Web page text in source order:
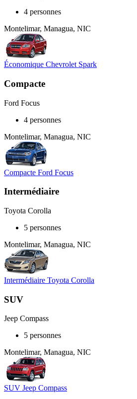
4 personnes
Montelimar, Managua, NIC
Économique Chevrolet Spark
Compacte
Ford Focus
4 personnes
Montelimar, Managua, NIC
Compacte Ford Focus
Intermédiaire
Toyota Corolla
5 personnes
Montelimar, Managua, NIC
Intermédiaire Toyota Corolla
SUV
Jeep Compass
5 personnes
Montelimar, Managua, NIC
SUV Jeep Compass